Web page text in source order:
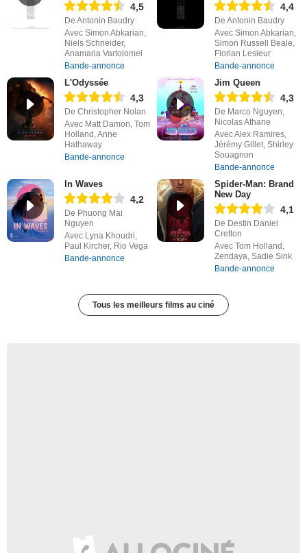
4,5
De Antonin Baudry
Avec Simon Abkarian,
Niels Schneider,
Anamaria Vartolomei
Bande-annonce
4,4
De Antonin Baudry
Avec Simon Abkarian,
Simon Russell Beale,
Florian Lesieur
Bande-annonce
L'Odyssée
4,3
De Christopher Nolan
Avec Matt Damon, Tom
Holland, Anne
Hathaway
Bande-annonce
Jim Queen
4,3
De Marco Nguyen,
Nicolas Athane
Avec Alex Ramires,
Jérémy Gillet, Shirley
Souagnon
Bande-annonce
In Waves
4,2
De Phuong Mai
Nguyen
Avec Lyna Khoudri,
Paul Kircher, Rio Vega
Bande-annonce
Spider-Man: Brand
New Day
4,1
De Destin Daniel
Cretton
Avec Tom Holland,
Zendaya, Sadie Sink
Bande-annonce
Tous les meilleurs films au ciné